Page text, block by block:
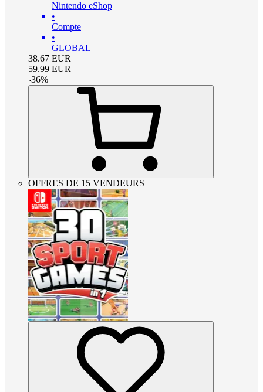
Nintendo eShop
•
Compte
•
GLOBAL
38.67 EUR
59.99 EUR
-36%
OFFRES DE 15 VENDEURS